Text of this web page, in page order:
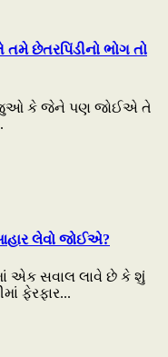
તમે છેતરપિંડીનો ભોગ તો
જુઓ કે જેને પણ જોઈએ તે
લેવો જોઈએ?
એક સવાલ લાવે છે કે શું
ફેરફાર...